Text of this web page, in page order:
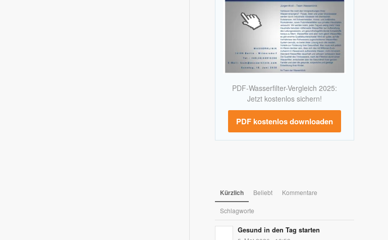
PDF-Wasserfilter-Vergleich 2025:
Jetzt kostenlos sichern!
PDF kostenlos downloaden
Kürzlich Beliebt Kommentare
Schlagworte
Gesund in den Tag starten